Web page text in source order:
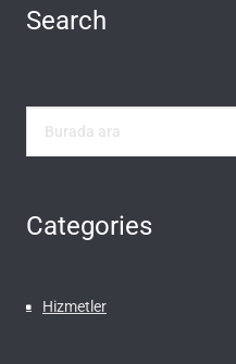
Search
Categories
Hizmetler